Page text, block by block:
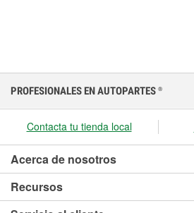
PROFESIONALES EN AUTOPARTES ®
Contacta tu tienda local
Acerca de nosotros
Recursos